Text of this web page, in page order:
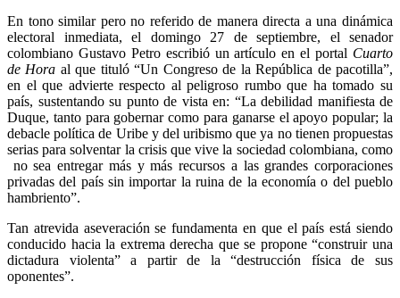
En tono similar pero no referido de manera directa a una dinámica
electoral inmediata, el domingo 27 de septiembre, el senador
colombiano Gustavo Petro escribió un artículo en el portal Cuarto
de Hora al que tituló “Un Congreso de la República de pacotilla”,
en el que advierte respecto al peligroso rumbo que ha tomado su
país, sustentando su punto de vista en: “La debilidad manifiesta de
Duque, tanto para gobernar como para ganarse el apoyo popular; la
debacle política de Uribe y del uribismo que ya no tienen propuestas
serias para solventar la crisis que vive la sociedad colombiana, como
no sea entregar más y más recursos a las grandes corporaciones
privadas del país sin importar la ruina de la economía o del pueblo
hambriento”.
Tan atrevida aseveración se fundamenta en que el país está siendo
conducido hacia la extrema derecha que se propone “construir una
dictadura violenta” a partir de la “destrucción física de sus
oponentes”.